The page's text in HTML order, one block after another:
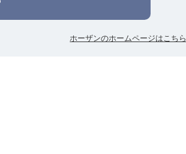
ホーザンのホームページはこちら